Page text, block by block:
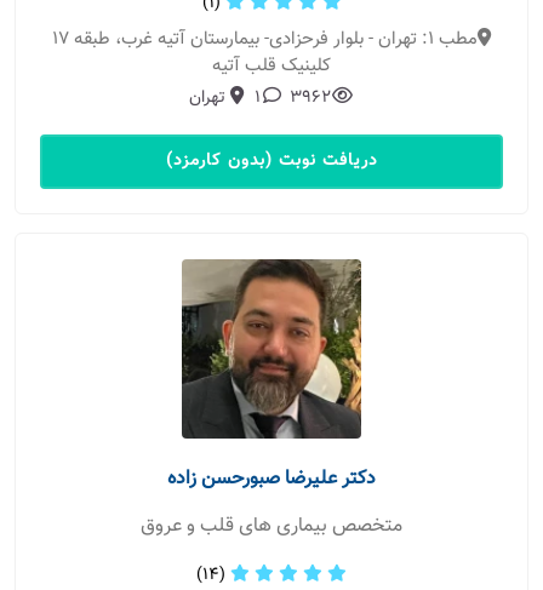
مطب 1: تهران - بلوار فرحزادی- بیمارستان آتیه غرب، طبقه 17
کلینیک قلب آتیه
3962
1 تهران
دریافت نوبت (بدون کارمزد)
دکتر علیرضا صبورحسن زاده
متخصص بیماری های قلب و عروق
(14)